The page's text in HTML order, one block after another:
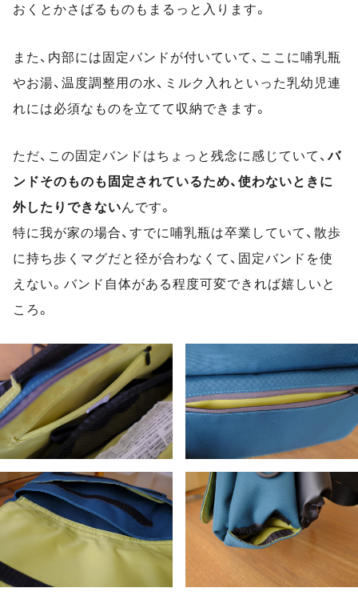
おくとかさばるものもまるっと入ります。
また、内部には固定バンドが付いていて、ここに哺乳瓶
やお湯、温度調整用の水、ミルク入れといった乳幼児連
れには必須なものを立てて収納できます。
ただ、この固定バンドはちょっと残念に感じていて、バ
ンドそのものも固定されているため、使わないときに
外したりできないんです。
特に我が家の場合、すでに哺乳瓶は卒業していて、散歩
に持ち歩くマグだと径が合わなくて、固定バンドを使
えない。バンド自体がある程度可変できれば嬉しいと
ころ。